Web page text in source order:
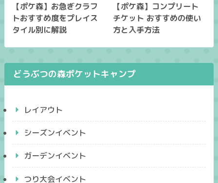
【ポケ森】お急ぎクラフ
トおすすめ度をプレイス
タイル別に解説
【ポケ森】コンプリート
チケット おすすめの使い
方と入手方法
どうぶつの森ポケットキャンプ
レイアウト
シーズンイベント
ガーデンイベント
つり大会イベント